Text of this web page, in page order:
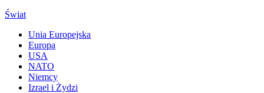
Świat
Unia Europejska
Europa
USA
NATO
Niemcy
Izrael i Żydzi